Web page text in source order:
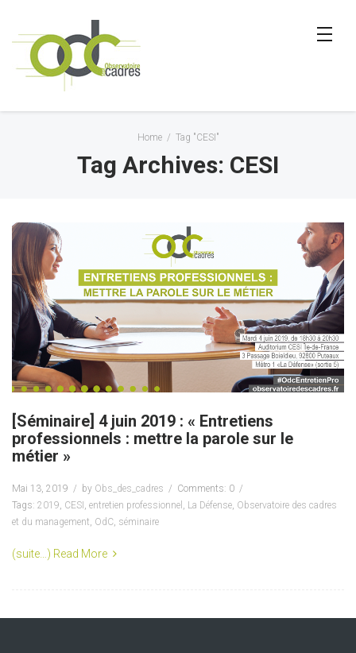
Home / Tag "CESI"
Tag Archives: CESI
[Séminaire] 4 juin 2019 : « Entretiens
professionnels : mettre la parole sur le
métier »
Mai 13, 2019 by Obs_des_cadres
Comments: 0
Tags: 2019, CESI , entretien professionnel , La Défense, Observatoire des cadres
et du management, OdC, séminaire
(suite…) Read More